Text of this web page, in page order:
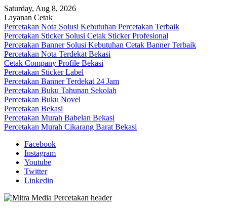
Skip
to
content
Saturday, Aug 8, 2026
Layanan Cetak
Percetakan Nota Solusi Kebutuhan Percetakan Terbaik
Percetakan Sticker Solusi Cetak Sticker Profesional
Percetakan Banner Solusi Kebutuhan Cetak Banner Terbaik
Percetakan Nota Terdekat Bekasi
Cetak Company Profile Bekasi
Percetakan Sticker Label
Percetakan Banner Terdekat 24 Jam
Percetakan Buku Tahunan Sekolah
Percetakan Buku Novel
Percetakan Bekasi
Percetakan Murah Babelan Bekasi
Percetakan Murah Cikarang Barat Bekasi
Facebook
Instagram
Youtube
Twitter
Linkedin